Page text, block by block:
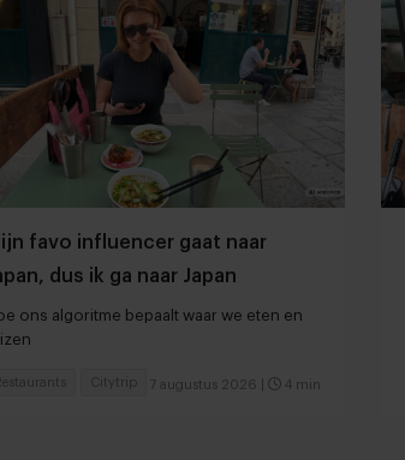
favo influencer gaat naar
dus ik ga naar Japan
ons algoritme bepaalt waar we eten en
7 augustus 2026 4 min
Citytrip